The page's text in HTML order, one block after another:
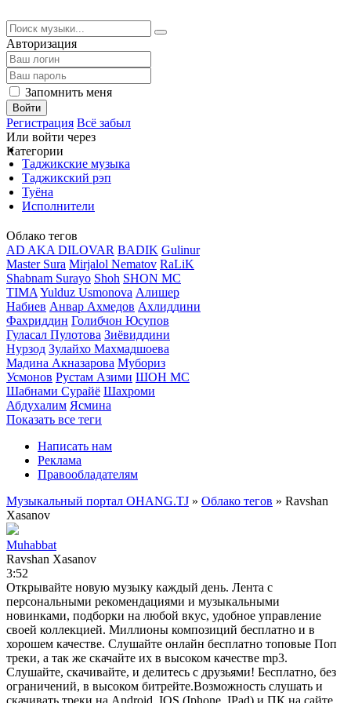
Авторизация
Запомнить меня
Войти
Регистрация Всё забыл
Или войти через
Категории
Таджикские музыка
Таджикский рэп
Туёна
Исполнители
Облако тегов
AD AKA DILOVAR BADIK Gulinur
Master Sura Mirjalol Nematov RaLiK
Shabnam Surayo Shoh SHON MC
TIMA Yulduz Usmonova Алишер
Набиев Анвар Ахмедов Ахлиддини
Фахриддин Голибчон Юсупов
Гуласал Пулотова Зиёвиддини
Нурзод Зулайхо Махмадшоева
Мадина Акназарова Мубориз
Усмонов Рустам Азими ШОН МС
Шабнами Сурайё Шахроми
Абдухалим Ясмина
Показать все теги
Написать нам
Реклама
Правообладателям
Музыкальный портал OHANG.TJ » Облако тегов » Ravshan
Xasanov
Muhabbat
Ravshan Xasanov
3:52
Открывайте новую музыку каждый день. Лента с
персональными рекомендациями и музыкальными
новинками, подборки на любой вкус, удобное управление
своей коллекцией. Миллионы композиций бесплатно и в
хорошем качестве. Слушайте онлайн бесплатно топовые Поп
треки, а так же скачайте их в высоком качестве mp3.
Слушайте, скачивайте, и делитесь с друзьями! Бесплатно, без
ограничений, в высоком битрейте.Возможность слушать и
скачивать треки на Android, IOS (Iphone, IPad) и ПК на сайте